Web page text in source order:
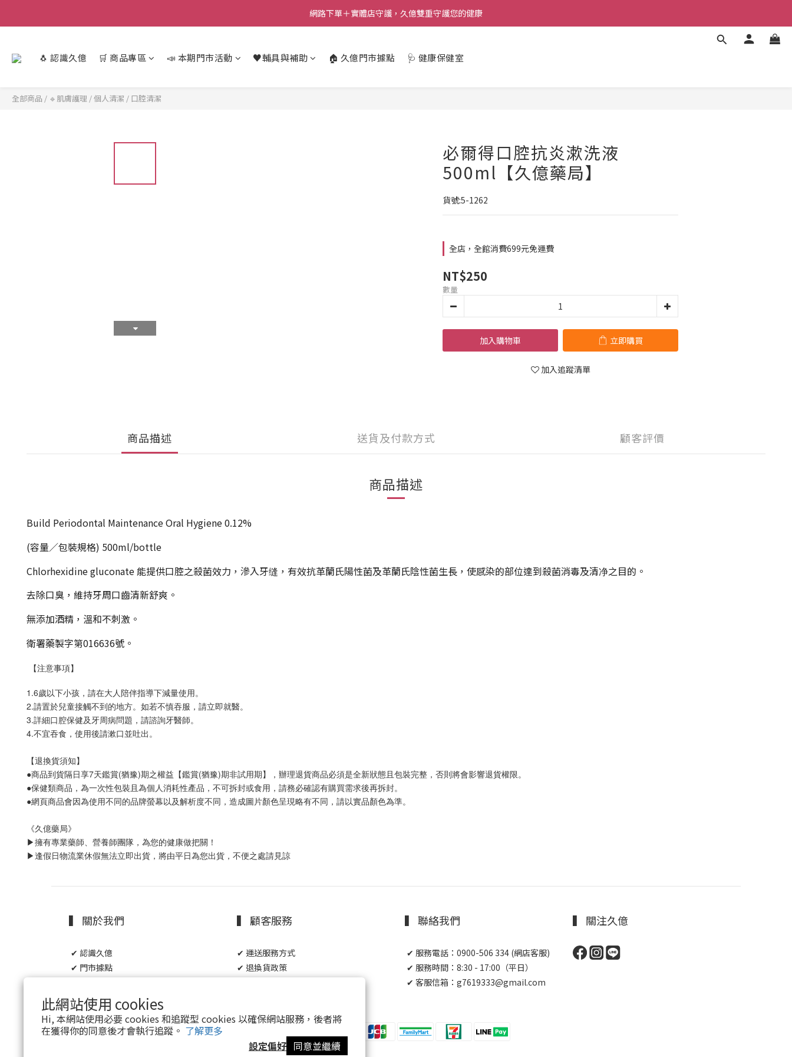
此網站使用 cookies
Hi, 本網站使用必要 cookies 和追蹤型 cookies 以確保網站服務，後者將
在獲得你的同意後才會執行追蹤。 了解更多
設定偏好 同意並繼續
網路下單＋實體店守護，久億雙重守護您的健康
🐧 認識久億 🛒 商品專區 📣 本期門市活動 ♥️輔具與補助 🏠 久億門市據點 🩺 健康保健室
全部商品 / 🔹肌膚護理 /個人清潔 / 口腔清潔
必爾得口腔抗炎漱洗液
500ml【久億藥局】
貨號:5-1262
全店，全館消費699元免運費
NT$250
數量
加入購物車 立即購買
加入追蹤清單
商品描述 送貨及付款方式 顧客評價
商品描述
Build Periodontal Maintenance Oral Hygiene 0.12%
(容量／包裝規格) 500ml/bottle
Chlorhexidine gluconate 能提供口腔之殺菌效力，滲入牙缝，有效抗革蘭氏陽性菌及革蘭氏陰性菌生長，使感染的部位達到殺菌消毒及清净之目的。
去除口臭，維持牙周口齒清新舒爽。
無添加酒精，溫和不刺激。
衛署藥製字第016636號。
【注意事項】
1.6歲以下小孩，請在大人陪伴指導下減量使用。
2.請置於兒童接觸不到的地方。如若不慎吞服，請立即就醫。
3.詳細口腔保健及牙周病問題，請諮詢牙醫師。
4.不宜吞食，使用後請漱口並吐出。
【退換貨須知】
●商品到貨隔日享7天鑑賞(猶豫)期之權益【鑑賞(猶豫)期非試用期】，辦理退貨商品必須是全新狀態且包裝完整，否則將會影響退貨權限。
●保健類商品，為一次性包裝且為個人消耗性產品，不可拆封或食用，請務必確認有購買需求後再拆封。
●網頁商品會因為使用不同的品牌螢幕以及解析度不同，造成圖片顏色呈現略有不同，請以實品顏色為準。
《久億藥局》
▶擁有專業藥師、營養師團隊，為您的健康做把關！
▶逢假日物流業休假無法立即出貨，將由平日為您出貨，不便之處請見諒
▍ 關於我們
✔ 認識久億
✔ 門市據點
✔ 免責聲明
▍ 顧客服務
✔ 運送服務方式
✔ 退換貨政策
▍ 聯絡我們
✔ 服務電話：0900-506 334 (網店客服)
✔ 服務時間：8:30 - 17:00（平日）
✔ 客服信箱：g7619333@gmail.com
▍ 關注久億